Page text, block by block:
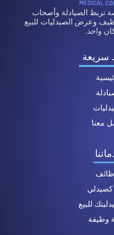
تربط الصيادلة وأصحاب
وعرض الصيدليات للبيع
واحد.
سريعة
معنا
كصيدلي
للبيع
وظيفة